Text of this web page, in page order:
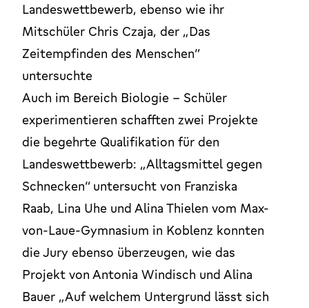
Landeswettbewerb, ebenso wie ihr
Mitschüler Chris Czaja, der „Das
Zeitempfinden des Menschen“
untersuchte
Auch im Bereich Biologie – Schüler
experimentieren schafften zwei Projekte
die begehrte Qualifikation für den
Landeswettbewerb: „Alltagsmittel gegen
Schnecken“ untersucht von Franziska
Raab, Lina Uhe und Alina Thielen vom Max-
von-Laue-Gymnasium in Koblenz konnten
die Jury ebenso überzeugen, wie das
Projekt von Antonia Windisch und Alina
Bauer „Auf welchem Untergrund lässt sich